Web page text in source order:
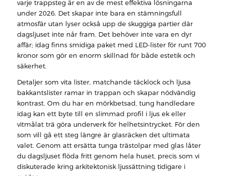
varje trappsteg är en av de mest effektiva lösningarna
under 2026. Det skapar inte bara en stämningsfull
atmosfär utan lyser också upp de skuggiga partier där
dagsljuset inte når fram. Det behöver inte vara en dyr
affär; idag finns smidiga paket med LED-lister för runt 700
kronor som gör en enorm skillnad för både estetik och
säkerhet.
Detaljer som vita lister, matchande täcklock och ljusa
bakkantslister ramar in trappan och skapar nödvändig
kontrast. Om du har en mörkbetsad, tung handledare
idag kan ett byte till en slimmad profil i ljus ek eller
vitmålat trä göra underverk för helhetsintrycket. För den
som vill gå ett steg längre är glasräcken det ultimata
valet. Genom att ersätta tunga trästolpar med glas låter
du dagsljuset flöda fritt genom hela huset, precis som vi
diskuterade kring arkitektonisk ljussättning tidigare i